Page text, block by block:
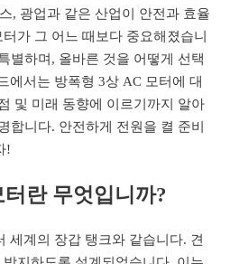
, 광업과 같은 산업이 안전과 효율
가 그 어느 때보다 중요해졌습니
별하며, 올바른 것을 어떻게 선택
에서는 방폭형 3상 AC 모터에 대
및 미래 동향에 이르기까지 알아
합니다. 안전하게 전원을 켤 준비
!
란 무엇입니까?
세계의 장갑 탱크와 같습니다. 견